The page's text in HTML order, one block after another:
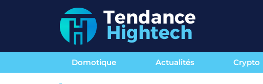
Domotique Actualités Crypto